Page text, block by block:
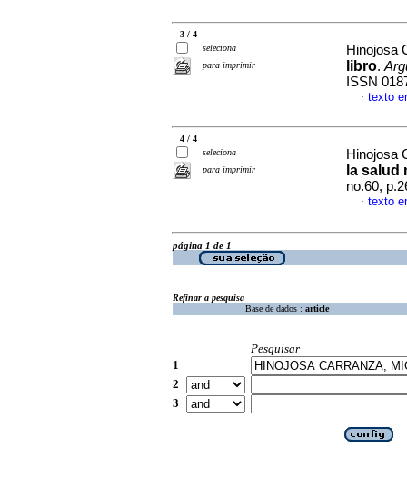
3 / 4
seleciona
para imprimir
Hinojosa
libro.
ISSN
· texto
4 / 4
seleciona
para imprimir
Hinojosa
la salud
no.60,
· texto
página 1 de 1
Refinar a pesquisa
Base de dados : article
Pesquisar
1
2
3